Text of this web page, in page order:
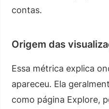
contas.
Origem das
Essa métrica explica
apareceu. Ela
como página Explore,